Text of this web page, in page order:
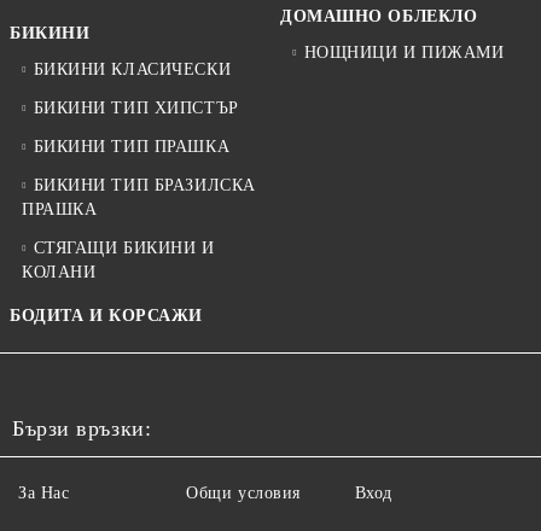
БИКИНИ
БИКИНИ КЛАСИЧЕСКИ
БИКИНИ ТИП ХИПСТЪР
БИКИНИ ТИП ПРАШКА
БИКИНИ ТИП БРАЗИЛСКА
ПРАШКА
СТЯГАЩИ БИКИНИ И
КОЛАНИ
БОДИТА И КОРСАЖИ
ДОМАШНО ОБЛЕКЛО
НОЩНИЦИ И ПИЖАМИ
Бързи връзки:
За Нас Общи условия Вход